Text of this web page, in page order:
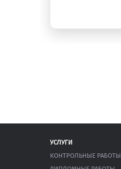
УСЛУГИ
КОНТРОЛЬНЫЕ РАБОТЫ